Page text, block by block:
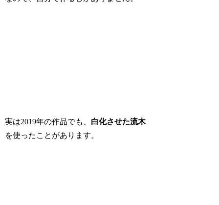
実は2019年の作品でも、 白化させた流木
を使ったことがあります。